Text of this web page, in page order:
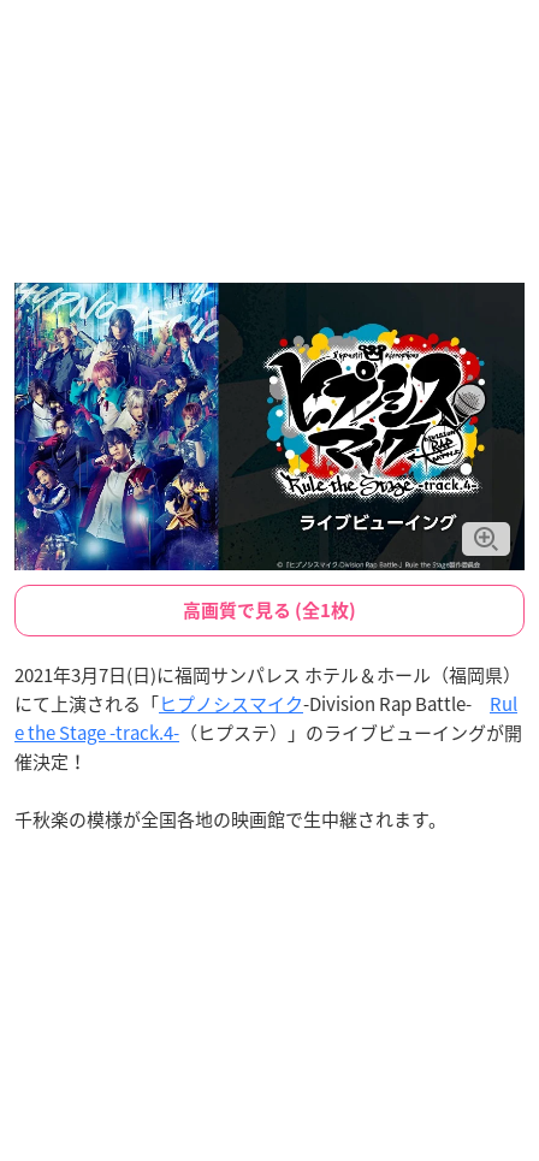
高画質で見る (全1枚)
2021年3月7日(日)に福岡サンパレス ホテル＆ホール（福岡県）
にて上演される「ヒプノシスマイク-Division Rap Battle- Rul
e the Stage -track.4- （ヒプステ）」のライブビューイングが開
催決定！
千秋楽の模様が全国各地の映画館で生中継されます。